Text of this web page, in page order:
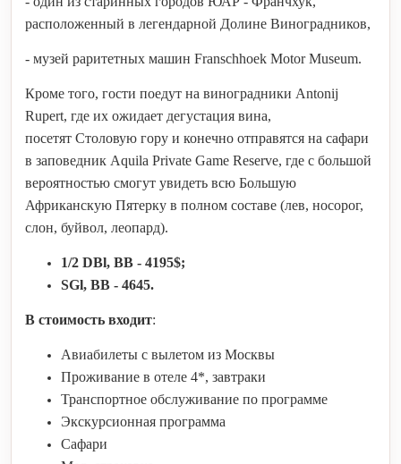
расположенный в легендарной Долине Виноградников,
- музей раритетных машин Franschhoek Motor Museum.
Кроме того, гости поедут на виноградники Antonij
Rupert, где их ожидает дегустация вина,
посетят Столовую гору и конечно отправятся на сафари
в заповедник Aquila Private Game Reserve, где с большой
вероятностью смогут увидеть всю Большую
Африканскую Пятерку в полном составе (лев, носорог,
слон, буйвол, леопард).
1/2 DBl, BB - 4195$;
SGl, BB - 4645.
В стоимость входит:
Авиабилеты с вылетом из Москвы
Проживание в отеле 4*, завтраки
Транспортное обслуживание по программе
Экскурсионная программа
Сафари